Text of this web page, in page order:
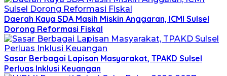
Daerah Kaya SDA Masih Miskin Anggaran, ICMI Sulsel
Dorong Reformasi Fiskal
Sasar Berbagai Lapisan Masyarakat, TPAKD Sulsel
Perluas Inklusi Keuangan